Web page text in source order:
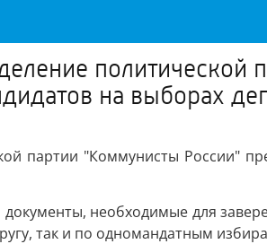
политической
на выборах
партии "Коммунисты России"
необходимые для
так и по одномандатным